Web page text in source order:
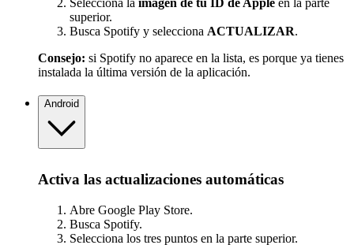
superior.
Busca Spotify y selecciona ACTUALIZAR.
Consejo: si Spotify no aparece en la lista, es porque ya tienes
instalada la última versión de la aplicación.
Android
Activa las actualizaciones automáticas
Abre Google Play Store.
Busca Spotify.
Selecciona los tres puntos en la parte superior.